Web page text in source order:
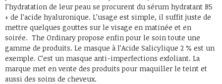
l’hydratation de leur peau se procurent du sérum hydratant B5
+ de l’acide hyaluronique. L’usage est simple, il suffit juste de
mettre quelques gouttes sur le visage en matinée et en
soirée. The Ordinary propose enfin pour le soin toute une
gamme de produits. Le masque à l’Acide Salicylique 2 % est un
exemple. C’est un masque anti-imperfections exfoliant. La
marque met en vente des produits pour maquiller le teint et
aussi des soins de cheveux.